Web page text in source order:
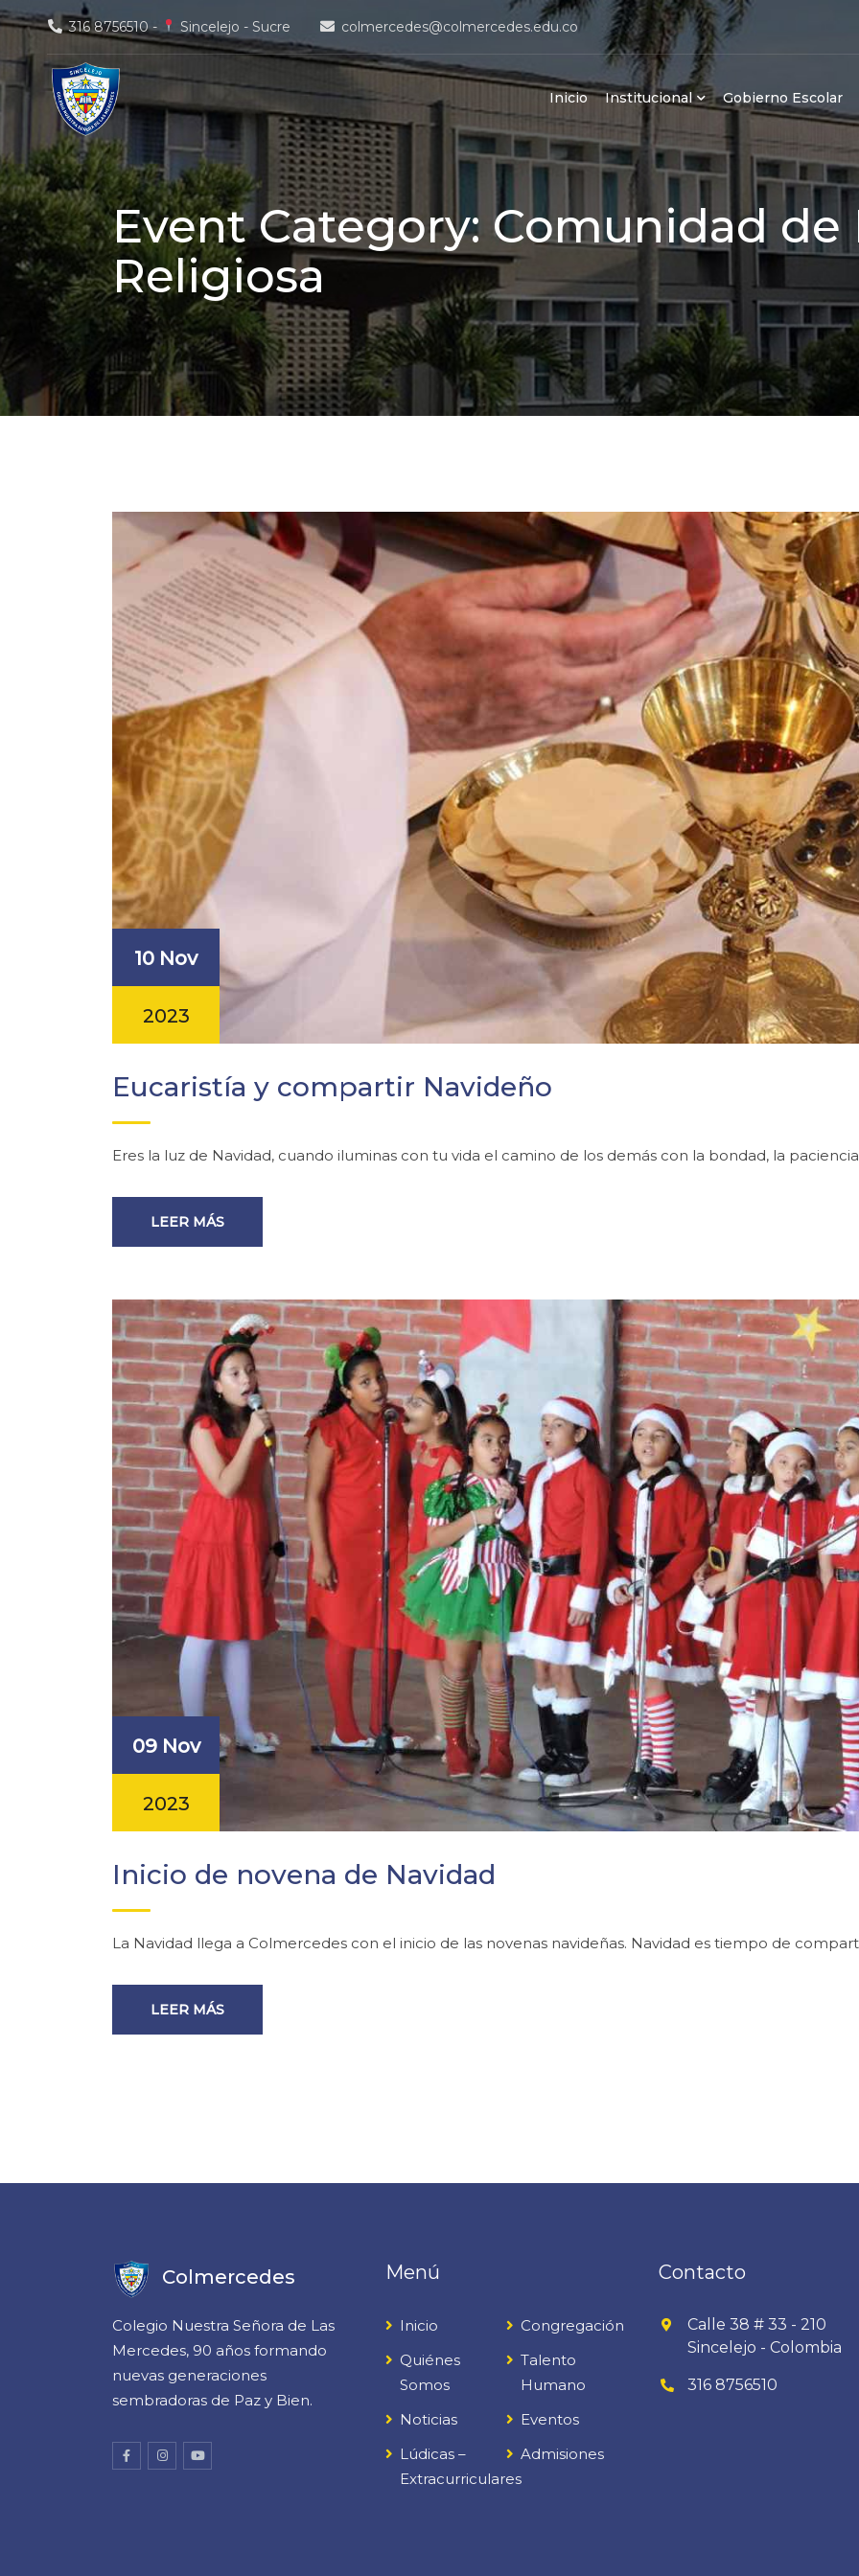
Skip
content
316 8756510 - Sincelejo - Sucre colmercedes@colmercedes.edu.co
Inicio Institucional Gobierno Escolar
Event Category: Comunidad de
Religiosa
10 Nov
2023
Eucaristía y compartir Navideño
Eres la luz de Navidad, cuando iluminas con tu vida el camino de los demás con la bondad, la
LEER MÁS
09 Nov
2023
Inicio de novena de Navidad
La Navidad llega a Colmercedes con el inicio de las novenas navideñas. Navidad es tiempo de
LEER MÁS
Colmercedes
Colegio Nuestra Señora de Las
Mercedes, 90 años formando
nuevas generaciones
sembradoras de Paz y Bien.
Menú
Inicio
Congregación
Quiénes
Somos
Talento
Humano
Noticias
Eventos
Lúdicas –
Extracurriculares
Admisiones
Contacto
Calle 38 # 33 - 210
Sincelejo - Colombia
316 8756510